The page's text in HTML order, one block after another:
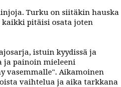
Turku on siitäkin hauska
pitäisi osata joten
istuin kyydissä ja
painoin mieleeni
vasemmalle". Aikamoinen
vaihtelua ja aika tarkkana